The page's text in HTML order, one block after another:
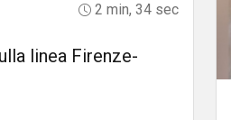
2 min, 34 sec
linea Firenze-